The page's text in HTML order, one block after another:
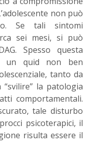
non può
Se tali sintomi
sei mesi, si può
Spesso questa
un quid non ben
tanto da
la patologia
comportamentali.
tale disturbo
psicoterapici, il
risulta essere il